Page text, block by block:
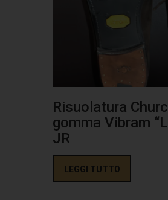
Risuolatura
gomma Vibram
JR
LEGGI TUTTO